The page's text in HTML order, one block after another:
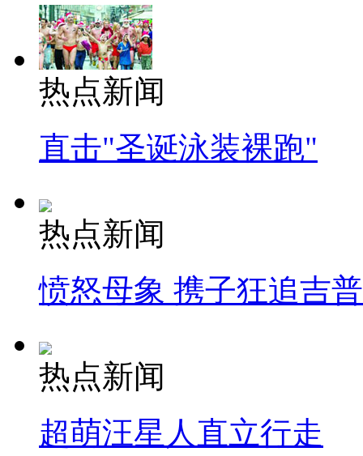
热点新闻
直击"圣诞泳装裸跑"
热点新闻
愤怒母象 携子狂追吉
热点新闻
超萌汪星人直立行走